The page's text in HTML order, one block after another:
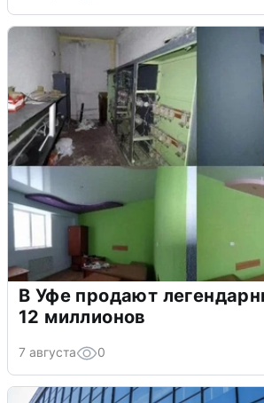
В Уфе продают
12 миллионов
7 августа 0